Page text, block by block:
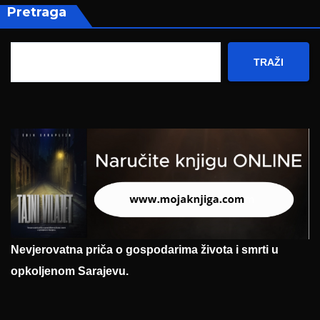
Pretraga
TRAŽI
Nevjerovatna priča o gospodarima života i smrti u
opkoljenom Sarajevu.